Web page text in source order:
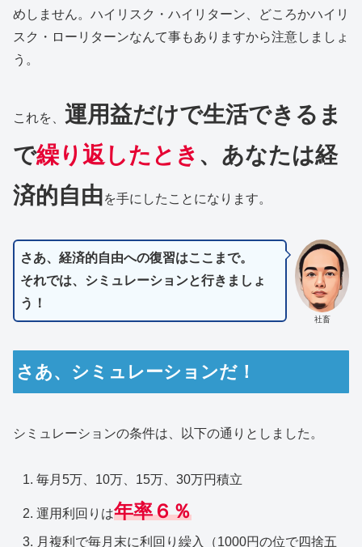
めしません。ハイリスク・ハイリターン、どころかハイリ
スク・ローリターンなんて事もありますから注意しましょ
う。
これを、 運用益だけで生活できるま
で繰り返したとき 、あなたは経
済的自由を手にしたことになります。
社畜
さあ、経済的自由への復習はここまで。
それでは、シミュレーションと行きましょ
う！
さあ、シミュレーションだ！
シミュレーションの条件は、以下の通りとしました。
毎月5万、10万、15万、30万円積立
運用利回りは年率６％
月複利で毎月末に利回り繰入（1000円の位で四捨五